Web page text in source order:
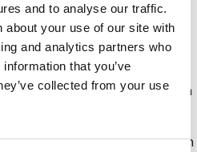
and to analyse our traffic.
about your use of our site with
and analytics partners who
that you’ve
collected from your use
sind aus hochwertigem
verwendete Laminat ist
an die Verpackung sowie an
gestellt werden.
zu den LamiZip Beuteln